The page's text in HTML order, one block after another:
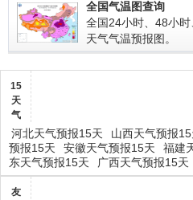
全国气温图查询
全国24小时、48小
天气气温预报图。
15
天
气
河北天气预报15天 山西天气预报15
预报15天
安徽天气预报15天 福建
东天气预报15天
广西天气预报15天
友